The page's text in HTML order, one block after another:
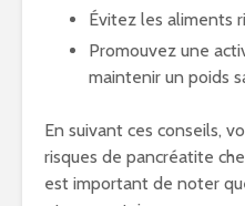
Évitez les aliments
Promouvez une
maintenir un poids
En suivant ces conseils,
risques de pancréatite
est important de noter